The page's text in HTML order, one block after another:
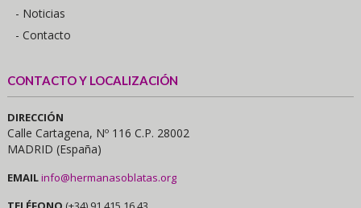
- Noticias
- Contacto
CONTACTO Y LOCALIZACIÓN
DIRECCIÓN
Calle Cartagena, Nº 116 C.P. 28002
MADRID (España)
EMAILinfo@hermanasoblatas.org